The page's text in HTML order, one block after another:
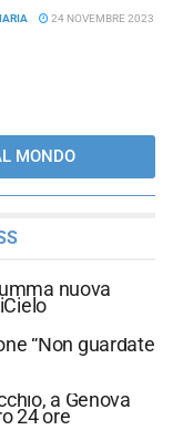
24 NOVEMBRE 2023
MONDO
nuova
“Non guardate
a Genova
24 ore